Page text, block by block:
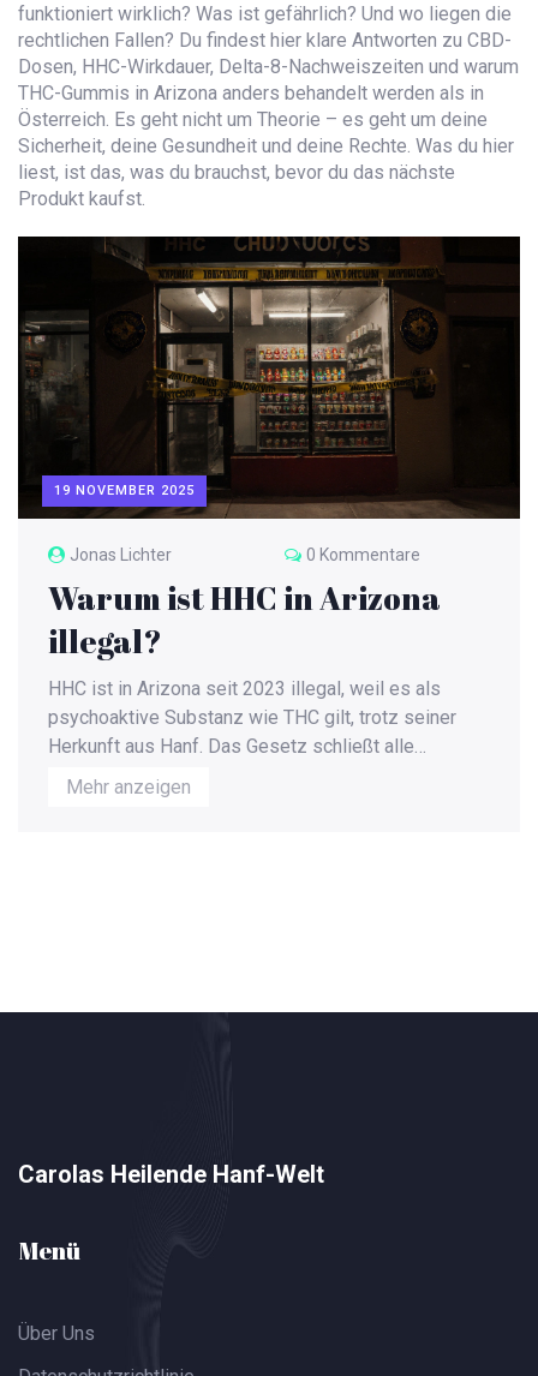
funktioniert wirklich? Was ist gefährlich? Und wo liegen die
rechtlichen Fallen? Du findest hier klare Antworten zu CBD-
Dosen, HHC-Wirkdauer, Delta-8-Nachweiszeiten und warum
THC-Gummis in Arizona anders behandelt werden als in
Österreich. Es geht nicht um Theorie – es geht um deine
Sicherheit, deine Gesundheit und deine Rechte. Was du hier
liest, ist das, was du brauchst, bevor du das nächste
Produkt kaufst.
19 NOVEMBER 2025
Jonas Lichter 0 Kommentare
Warum ist HHC in Arizona
illegal?
HHC ist in Arizona seit 2023 illegal, weil es als
psychoaktive Substanz wie THC gilt, trotz seiner
Herkunft aus Hanf. Das Gesetz schließt alle
synthetischen Cannabinoide aus, um Risiken für die
Öffentlichkeit zu minimieren.
Mehr anzeigen
Carolas Heilende Hanf-Welt
Menü
Über Uns